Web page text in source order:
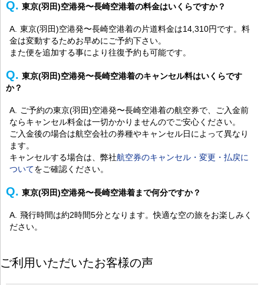
東京(羽田)空港発〜長崎空港着の料金はいくらですか？
東京(羽田)空港発〜長崎空港着の片道料金は14,310円です。料
金は変動するためお早めにご予約下さい。
また便を追加する事により往復予約も可能です。
東京(羽田)空港発〜長崎空港着のキャンセル料はいくらです
か？
ご予約の東京(羽田)空港発〜長崎空港着の航空券で、ご入金前
ならキャンセル料金は一切かかりませんのでご安心ください。
ご入金後の場合は航空会社の券種やキャンセル日によって異なり
ます。
キャンセルする場合は、弊社航空券のキャンセル・変更・払戻に
ついてをご確認ください。
東京(羽田)空港発〜長崎空港着まで何分ですか？
飛行時間は約2時間5分となります。快適な空の旅をお楽しみく
ださい。
ご利用いただいたお客様の声